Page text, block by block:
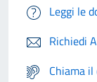
Leggi le
Richiedi
Chiama